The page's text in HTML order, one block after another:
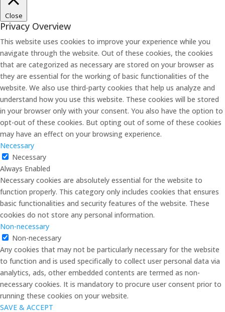
Close
Privacy Overview
This website uses cookies to improve your experience while you
navigate through the website. Out of these cookies, the cookies
that are categorized as necessary are stored on your browser as
they are essential for the working of basic functionalities of the
website. We also use third-party cookies that help us analyze and
understand how you use this website. These cookies will be stored
in your browser only with your consent. You also have the option to
opt-out of these cookies. But opting out of some of these cookies
may have an effect on your browsing experience.
Necessary
Necessary
Always Enabled
Necessary cookies are absolutely essential for the website to
function properly. This category only includes cookies that ensures
basic functionalities and security features of the website. These
cookies do not store any personal information.
Non-necessary
Non-necessary
Any cookies that may not be particularly necessary for the website
to function and is used specifically to collect user personal data via
analytics, ads, other embedded contents are termed as non-
necessary cookies. It is mandatory to procure user consent prior to
running these cookies on your website.
SAVE & ACCEPT